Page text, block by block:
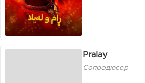
Pralay
Сопродюсер